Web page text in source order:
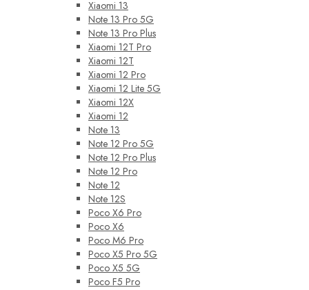
Xiaomi 13
Note 13 Pro 5G
Note 13 Pro Plus
Xiaomi 12T Pro
Xiaomi 12T
Xiaomi 12 Pro
Xiaomi 12 Lite 5G
Xiaomi 12X
Xiaomi 12
Note 13
Note 12 Pro 5G
Note 12 Pro Plus
Note 12 Pro
Note 12
Note 12S
Poco X6 Pro
Poco X6
Poco M6 Pro
Poco X5 Pro 5G
Poco X5 5G
Poco F5 Pro